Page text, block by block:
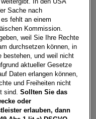
Eigenleistung
€5.000
Leasing inkl.
EUR 152,24 und
EUR
In den USA
Sache nach
fehlt an einem
Kommission.
weil Sie Ihre Rechte
durchsetzen können, in
bestehen, und weil nicht
aktueller Gesetze
Daten erlangen können,
und Freiheiten nicht
sind.Sollten Sie das
oder
erlauben, dann